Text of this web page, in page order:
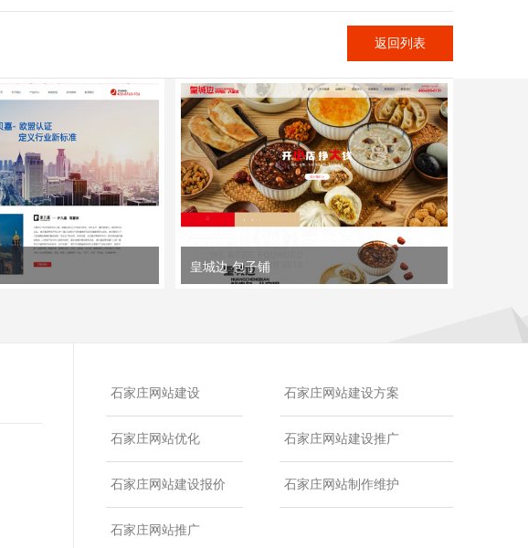
返回列表
皇城边 包子铺
石家庄网站建设
石家庄网站优化
石家庄网站建设报价
石家庄网站推广
石家庄网站建设方案
石家庄网站建设推广
石家庄网站制作维护